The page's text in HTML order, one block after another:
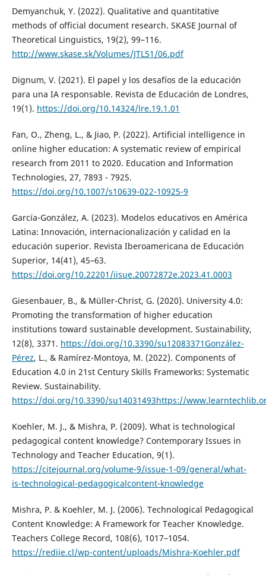
Demyanchuk, Y. (2022). Qualitative and quantitative
methods of official document research. SKASE Journal of
Theoretical Linguistics, 19(2), 99–116.
http://www.skase.sk/Volumes/JTL51/06.pdf
Dignum, V. (2021). El papel y los desafíos de la educación
para una IA responsable. Revista de Educación de Londres,
19(1). https://doi.org/10.14324/lre.19.1.01
Fan, O., Zheng, L., & Jiao, P. (2022). Artificial intelligence in
online higher education: A systematic review of empirical
research from 2011 to 2020. Education and Information
Technologies, 27, 7893 - 7925.
https://doi.org/10.1007/s10639-022-10925-9
García-González, A. (2023). Modelos educativos en América
Latina: Innovación, internacionalización y calidad en la
educación superior. Revista Iberoamericana de Educación
Superior, 14(41), 45–63.
https://doi.org/10.22201/iisue.20072872e.2023.41.0003
Giesenbauer, B., & Müller-Christ, G. (2020). University 4.0:
Promoting the transformation of higher education
institutions toward sustainable development. Sustainability,
12(8), 3371. https://doi.org/10.3390/su12083371González-
Pérez, L., & Ramírez-Montoya, M. (2022). Components of
Education 4.0 in 21st Century Skills Frameworks: Systematic
Review. Sustainability.
https://doi.org/10.3390/su14031493https://
Koehler, M. J., & Mishra, P. (2009). What is technological
pedagogical content knowledge? Contemporary Issues in
Technology and Teacher Education, 9(1).
https://citejournal.org/volume-9/issue-1-09/general/what-
is-technological-pedagogicalcontent-knowledge
Mishra, P. & Koehler, M. J. (2006). Technological Pedagogical
Content Knowledge: A Framework for Teacher Knowledge.
Teachers College Record, 108(6), 1017–1054.
https://rediie.cl/wp-content/uploads/Mishra-Koehler.pdf